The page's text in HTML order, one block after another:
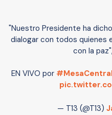
"Nuestro Presidente ha
dialogar con todos quienes
con la
EN VIVO por #MesaCentral
— T13 (@T13)